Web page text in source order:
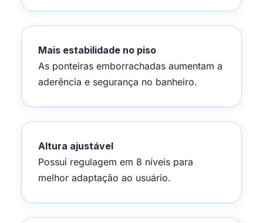
Mais estabilidade no piso
As ponteiras emborrachadas aumentam a
aderência e segurança no banheiro.
Altura ajustável
Possui regulagem em 8 níveis para
melhor adaptação ao usuário.